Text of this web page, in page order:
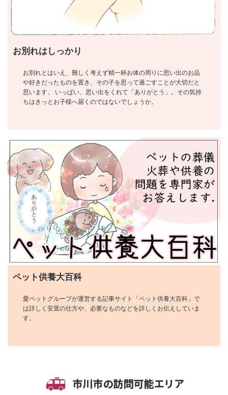
お別れはしっかり
お別れとはいえ、難しく考えず精一杯お体の周りに思い出のお品
や好きだったものを置き、その子を思って過ごすことが大切だと
思います。 いっぱい、思い出をくれて「ありがとう」。その気持
ちはきっとお子様へ届くのではないでしょうか。
ペット供養大百科
愛ペットグループが運営する記事サイト「ペット供養大百科」で
は詳しく安置の仕方や、必要なものなどを詳しくお伝えしていま
す。
市川市の訪問可能エリア